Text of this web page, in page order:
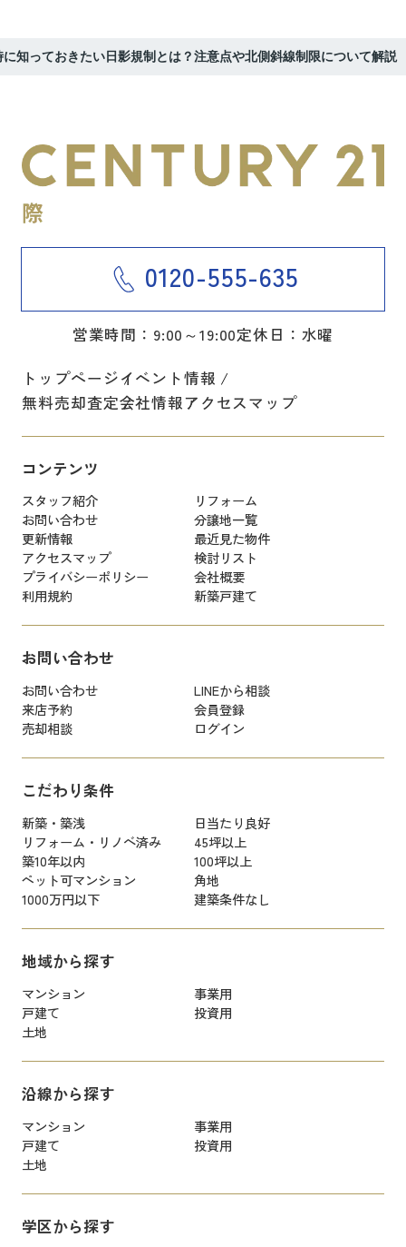
に知っておきたい日影規制とは？注意点や北側斜線制限について解説
0120-555-635
営業時間：9:00～19:00定休日：水曜
トップページイベント情報
無料売却査定会社情報アクセスマップ
コンテンツ
スタッフ紹介
リフォーム
お問い合わせ
分譲地一覧
更新情報
最近見た物件
アクセスマップ
検討リスト
プライバシーポリシー
会社概要
利用規約
新築戸建て
お問い合わせ
お問い合わせ
LINEから相談
来店予約
会員登録
売却相談
ログイン
こだわり条件
新築・築浅
日当たり良好
リフォーム・リノベ済み
45坪以上
築10年以内
100坪以上
ペット可マンション
角地
1000万円以下
建築条件なし
地域から探す
マンション
事業用
戸建て
投資用
土地
沿線から探す
マンション
事業用
戸建て
投資用
土地
学区から探す